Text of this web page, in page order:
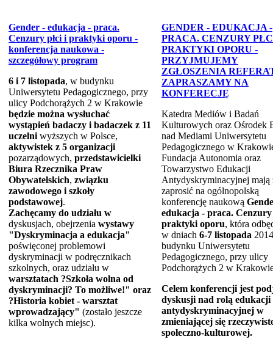
Gender - edukacja - praca.
Cenzury płci i praktyki oporu -
konferencja naukowa -
szczegółowy program
6 i 7 listopada, w budynku
Uniwersytetu Pedagogicznego, przy
ulicy Podchorążych 2 w Krakowie
będzie można wysłuchać
wystąpień badaczy i badaczek z 11
uczelni wyższych w Polsce,
aktywistek z 5 organizacji
pozarządowych, przedstawicielki
Biura Rzecznika Praw
Obywatelskich, związku
zawodowego i szkoły
podstawowej.
Zachęcamy do udziału w
dyskusjach, obejrzenia wystawy
"Dyskryminacja a edukacja"
poświęconej problemowi
dyskryminacji w podręcznikach
szkolnych, oraz udziału w
warsztatach ?Szkoła wolna od
dyskryminacji? To możliwe!" oraz
?Historia kobiet - warsztat
wprowadzający" (zostało jeszcze
kilka wolnych miejsc).
GENDER - EDUKACJA -
PRACA. CENZURY
PRAKTYKI OPORU -
PRZYJMUJEMY
ZGŁOSZENIA
ZAPRASZAMY NA
KONFERECJĘ
Katedra Mediów i Badań
Kulturowych oraz Ośrodek
nad Mediami Uniwersytetu
Pedagogicznego w
Fundacja Autonomia oraz
Towarzystwo Edukacji
Antydyskryminacyjnej mają
zaprosić na ogólnopolską
konferencję naukową
edukacja - praca. Cenzury
praktyki oporu, która
w dniach 6-7 listopada
budynku Uniwersytetu
Pedagogicznego, przy ulicy
Podchorążych 2 w
Celem konferencji jest
dyskusji nad rolą edukacji
antydyskryminacyjnej w
zmieniającej się
społeczno-kulturowej.